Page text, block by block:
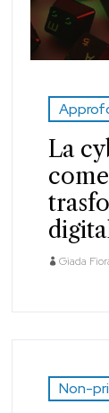
La
Giada
Non-